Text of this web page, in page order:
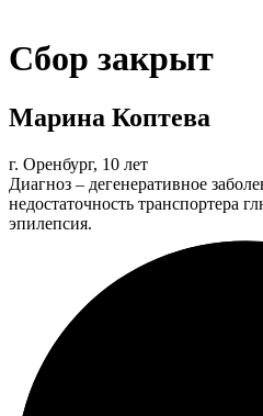
Сбор закрыт
Марина Коптева
г. Оренбург, 10 лет
Диагноз – дегенеративное
недостаточность транспортера
эпилепсия.